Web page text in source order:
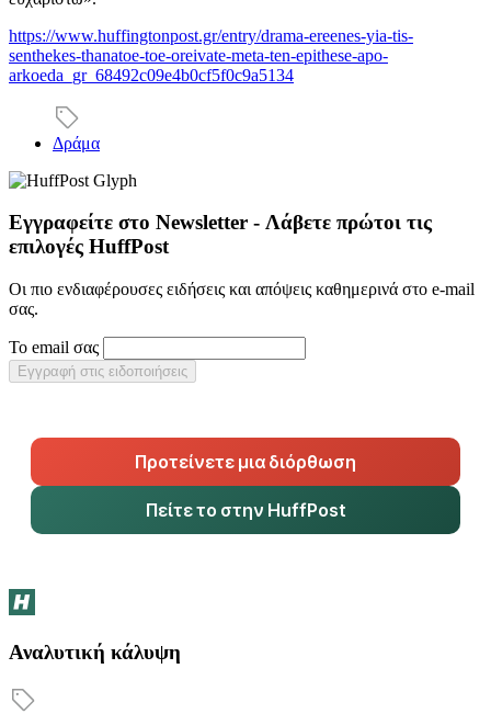
https://www.huffingtonpost.gr/entry/drama-ereenes-yia-tis-
senthekes-thanatoe-toe-oreivate-meta-ten-epithese-apo-
arkoeda_gr_68492c09e4b0cf5f0c9a5134
Δράμα
Εγγραφείτε στο Newsletter - Λάβετε πρώτοι τις
επιλογές HuffPost
Οι πιο ενδιαφέρουσες ειδήσεις και απόψεις καθημερινά στο e-mail
σας.
Το email σας
Εγγραφή στις ειδοποιήσεις
Προτείνετε μια διόρθωση
Πείτε το στην HuffPost
Αναλυτική κάλυψη